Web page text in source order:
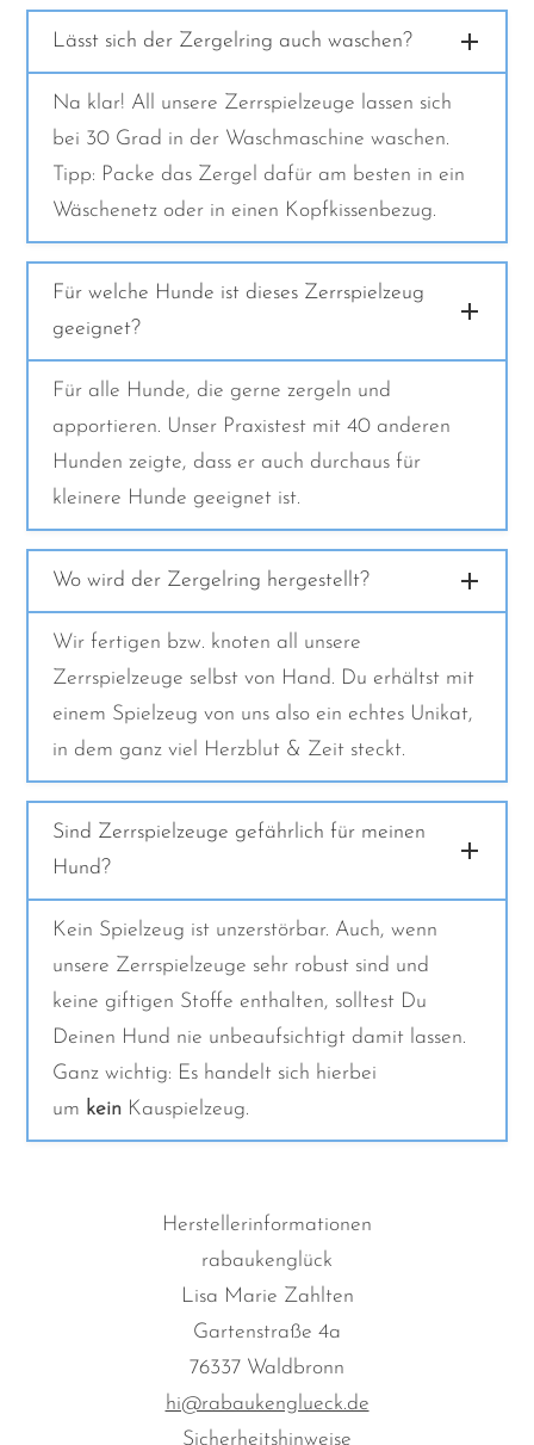
Lässt sich der Zergelring auch waschen?
Na klar! All unsere Zerrspielzeuge lassen sich
bei 30 Grad in der Waschmaschine waschen.
Tipp: Packe das Zergel dafür am besten in ein
Wäschenetz oder in einen Kopfkissenbezug.
Für welche Hunde ist dieses Zerrspielzeug
geeignet?
Für alle Hunde, die gerne zergeln und
apportieren. Unser Praxistest mit 40 anderen
Hunden zeigte, dass er auch durchaus für
kleinere Hunde geeignet ist.
Wo wird der Zergelring hergestellt?
Wir fertigen bzw. knoten all unsere
Zerrspielzeuge selbst von Hand. Du erhältst mit
einem Spielzeug von uns also ein echtes Unikat,
in dem ganz viel Herzblut & Zeit steckt.
Sind Zerrspielzeuge gefährlich für meinen
Hund?
Kein Spielzeug ist unzerstörbar. Auch, wenn
unsere Zerrspielzeuge sehr robust sind und
keine giftigen Stoffe enthalten, solltest Du
Deinen Hund nie unbeaufsichtigt damit lassen.
Ganz wichtig: Es handelt sich hierbei
um kein Kauspielzeug.
Herstellerinformationen
rabaukenglück
Lisa Marie Zahlten
Gartenstraße 4a
76337 Waldbronn
hi@rabaukenglueck.de
Sicherheitshinweise